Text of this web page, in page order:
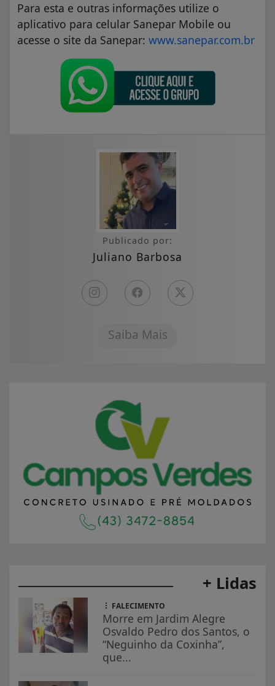
Para esta e outras informações utilize o
aplicativo para celular Sanepar Mobile ou
acesse o site da Sanepar: www.sanepar.com.br
Publicado por:
Juliano Barbosa
Saiba Mais
+ Lidas
FALECIMENTO
Morre em Jardim Alegre
Osvaldo Pedro dos Santos, o
“Neguinho da Coxinha”,
que...